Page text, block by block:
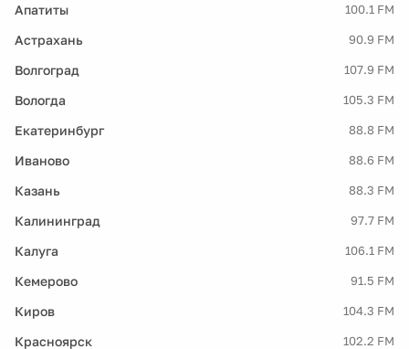
Апатиты 100.1 FM
Астрахань 90.9 FM
Волгоград 107.9 FM
Вологда 105.3 FM
Екатеринбург 88.8 FM
Иваново 88.6 FM
Казань 88.3 FM
Калининград 97.7 FM
Калуга 106.1 FM
Кемерово 91.5 FM
Киров 104.3 FM
Красноярск 102.2 FM